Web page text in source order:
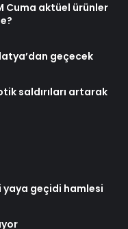
Cuma aktüel ürünler
geçecek
saldırıları artarak
yaya geçidi hamlesi